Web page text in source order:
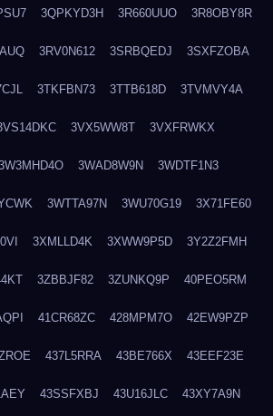
3QPKYD3H 3R660UUO 3R8OBY8R
3RV0N612 3SRBQEDJ 3SXFZOBA
3TKFBN73 3TTB618D 3TVMVY4A
3VX5WW8T 3VXFRWKX
3WAD8W9N 3WDTF1N3
3WTTA97N 3WU70G19 3X71FE60
3XMLLD4K 3XWW9P5D 3Y2Z2FMH
3ZBBJF82 3ZUNKQ9P 40PEO5RM
41CR68ZC 428MPM7O 42EW9PZP
437L5RRA 43BE766X 43EEF23E
43SSFXBJ 43U16JLC 43XY7A9N